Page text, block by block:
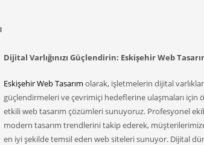
Dijital Varlığınızı Güçlendirin: Eskişehir Web
Eskişehir Web Tasarım olarak, işletmelerin dijital
güçlendirmeleri ve çevrimiçi hedeflerine ulaşmaları için
etkili web tasarım çözümleri sunuyoruz. Profesyonel
modern tasarım trendlerini takip ederek,
en iyi şekilde temsil eden web siteleri sunuyor. Dijital